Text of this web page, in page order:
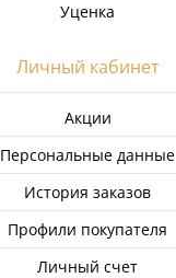
Уценка
Личный кабинет
Акции
Персональные данные
История заказов
Профили покупателя
Личный счет